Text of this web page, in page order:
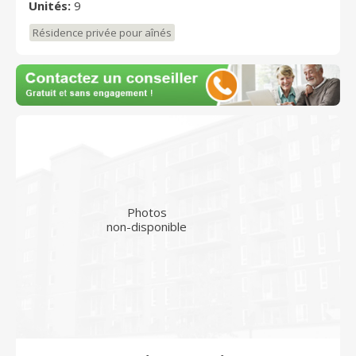
Unités: 9
Résidence privée pour aînés
Photos
non-disponible